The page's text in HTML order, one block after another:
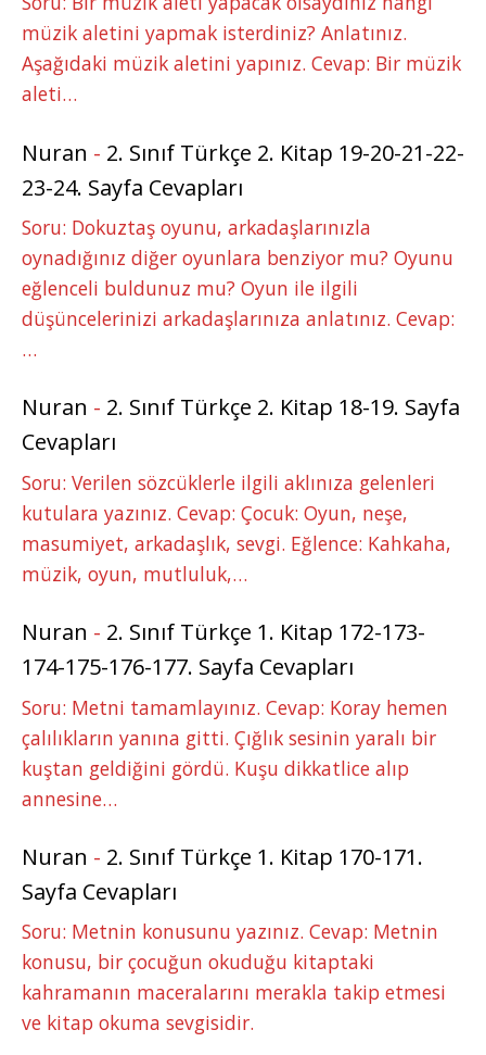
müzik aletini yapmak isterdiniz? Anlatınız.
Aşağıdaki müzik aletini yapınız. Cevap: Bir müzik
aleti…
Nuran - 2. Sınıf Türkçe 2. Kitap 19-20-21-22-
23-24. Sayfa Cevapları
Soru: Dokuztaş oyunu, arkadaşlarınızla
oynadığınız diğer oyunlara benziyor mu? Oyunu
eğlenceli buldunuz mu? Oyun ile ilgili
düşüncelerinizi arkadaşlarınıza anlatınız. Cevap:
…
Nuran - 2. Sınıf Türkçe 2. Kitap 18-19. Sayfa
Cevapları
Soru: Verilen sözcüklerle ilgili aklınıza gelenleri
kutulara yazınız. Cevap: Çocuk: Oyun, neşe,
masumiyet, arkadaşlık, sevgi. Eğlence: Kahkaha,
müzik, oyun, mutluluk,…
Nuran - 2. Sınıf Türkçe 1. Kitap 172-173-
174-175-176-177. Sayfa Cevapları
Soru: Metni tamamlayınız. Cevap: Koray hemen
çalılıkların yanına gitti. Çığlık sesinin yaralı bir
kuştan geldiğini gördü. Kuşu dikkatlice alıp
annesine…
Nuran - 2. Sınıf Türkçe 1. Kitap 170-171.
Sayfa Cevapları
Soru: Metnin konusunu yazınız. Cevap: Metnin
konusu, bir çocuğun okuduğu kitaptaki
kahramanın maceralarını merakla takip etmesi
ve kitap okuma sevgisidir.